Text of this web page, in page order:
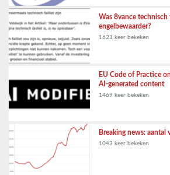
Was 8vance
engelbewaarder?
1621 keer bekeken
EU Code of Practice
AI-generated content
1469 keer bekeken
Breaking news: aantal
1043 keer bekeken